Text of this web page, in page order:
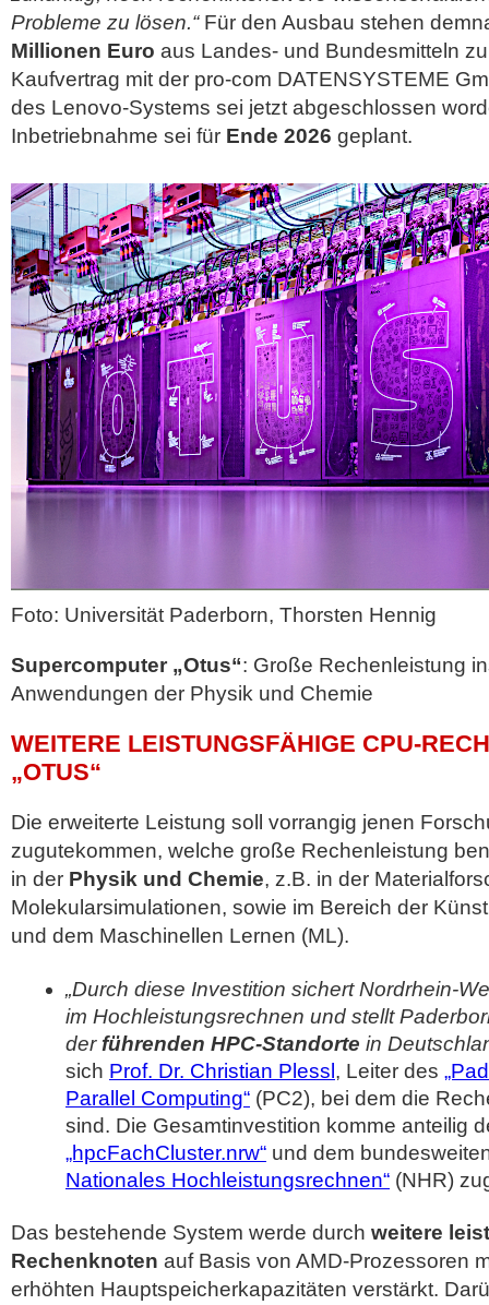
Probleme zu lösen.“Für den Ausbau stehen
Millionen Euro aus Landes- und Bundesmitteln
Kaufvertrag mit der pro-com DATENSYSTEME
des Lenovo-Systems sei jetzt abgeschlossen
Inbetriebnahme sei für Ende 2026 geplant.
Foto: Universität Paderborn, Thorsten Hennig
Supercomputer „Otus“: Große Rechenleistung
Anwendungen der Physik und Chemie
WEITERE LEISTUNGSFÄHIGE CPU-
„OTUS“
Die erweiterte Leistung soll vorrangig jenen
zugutekommen, welche große Rechenleistung
in der Physik und Chemie, z.B. in der
Molekularsimulationen, sowie im Bereich der
und dem Maschinellen Lernen (ML).
„Durch diese Investition sichert Nordrhein-
im Hochleistungsrechnen und stellt
der führenden HPC-Standorte in
sich Prof. Dr. Christian Plessl , Leiter des
Parallel Computing“ (PC2), bei dem die
sind. Die Gesamtinvestition komme anteilig
„hpcFachCluster.nrw“ und dem
Nationales Hochleistungsrechnen“ (NHR)
Das bestehende System werde durch weitere
Rechenknoten auf Basis von AMD-Prozessoren
erhöhten Hauptspeicherkapazitäten verstärkt.